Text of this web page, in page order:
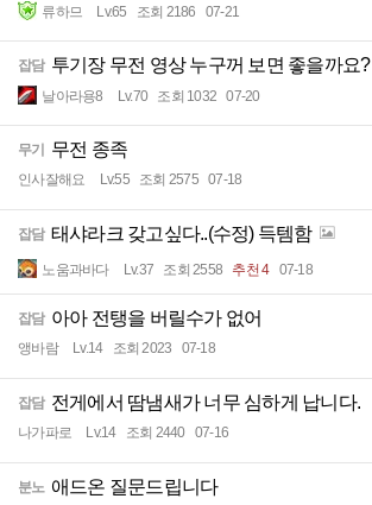
류하므 Lv.65 조회 2186 07-21
잡담 투기장 무전 영상 누구꺼 보면 좋을까요?
날아라용8 Lv.70 조회 1032 07-20
무기 무전 종족
인사잘해요 Lv.55 조회 2575 07-18
잡담 태샤라크 갖고싶다..(수정) 득템함
노움과바다 Lv.37 조회 2558 추천 4 07-18
잡담 아아 전탱을 버릴수가 없어
앵바람 Lv.14 조회 2023 07-18
잡담 전게에서 땀냄새가 너무 심하게 납니다.
나가파로 Lv.14 조회 2440 07-16
분노 애드온 질문드립니다